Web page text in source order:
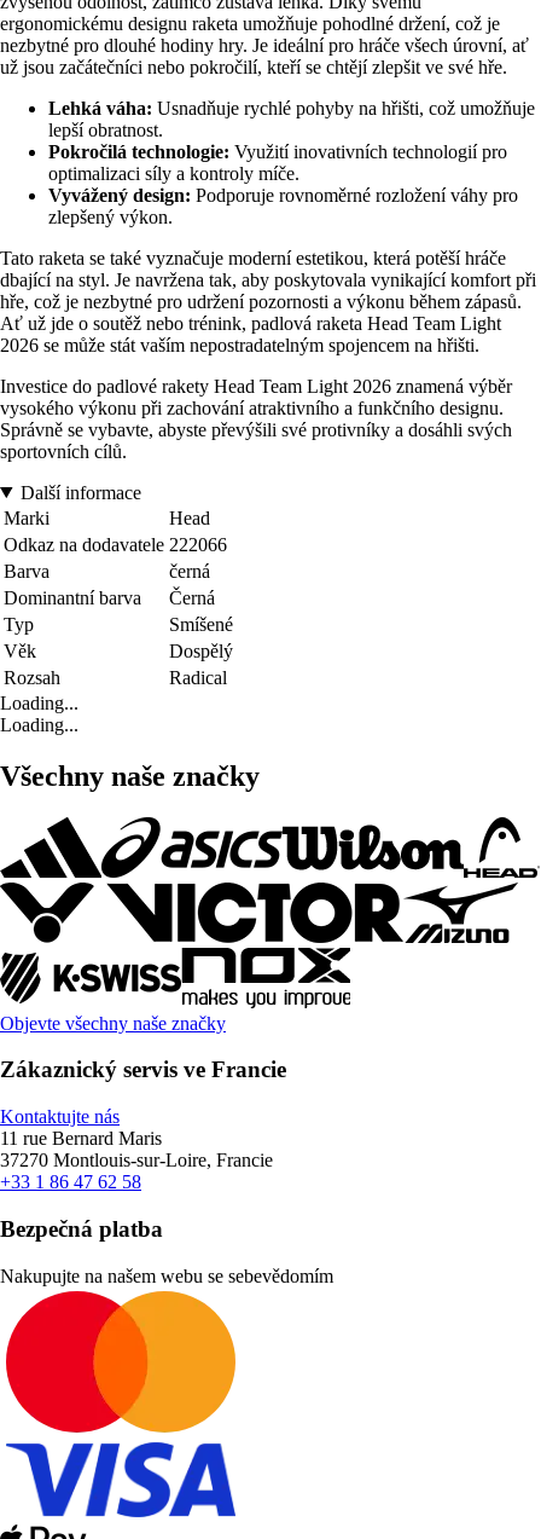
ergonomickému designu raketa umožňuje pohodlné držení, což je
nezbytné pro dlouhé hodiny hry. Je ideální pro hráče všech úrovní, ať
už jsou začátečníci nebo pokročilí, kteří se chtějí zlepšit ve své hře.
Lehká váha: Usnadňuje rychlé pohyby na hřišti, což umožňuje
lepší obratnost.
Pokročilá technologie: Využití inovativních technologií pro
optimalizaci síly a kontroly míče.
Vyvážený design: Podporuje rovnoměrné rozložení váhy pro
zlepšený výkon.
Tato raketa se také vyznačuje moderní estetikou, která potěší hráče
dbající na styl. Je navržena tak, aby poskytovala vynikající komfort při
hře, což je nezbytné pro udržení pozornosti a výkonu během zápasů.
Ať už jde o soutěž nebo trénink, padlová raketa Head Team Light
2026 se může stát vaším nepostradatelným spojencem na hřišti.
Investice do padlové rakety Head Team Light 2026 znamená výběr
vysokého výkonu při zachování atraktivního a funkčního designu.
Správně se vybavte, abyste převýšili své protivníky a dosáhli svých
sportovních cílů.
Další informace
Marki
Head
Odkaz na dodavatele 222066
Barva
černá
Dominantní barva
Černá
Typ
Smíšené
Věk
Dospělý
Rozsah
Radical
Loading...
Loading...
Všechny naše značky
Objevte všechny naše značky
Zákaznický servis ve Francie
Kontaktujte nás
11 rue Bernard Maris
37270 Montlouis-sur-Loire, Francie
+33 1 86 47 62 58
Bezpečná platba
Nakupujte na našem webu se sebevědomím